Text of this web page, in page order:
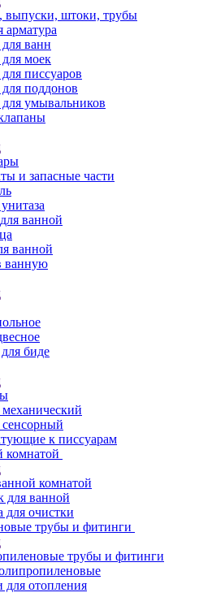
штоки, трубы
арматура
ванн
моек
писсуаров
поддонов
умывальников
и запасные части
ванной
ванной
ванную
биде
к писсуарам
комнатой
комнатой
для ванной
для очистки
трубы и фитинги
трубы и фитинги
отопления